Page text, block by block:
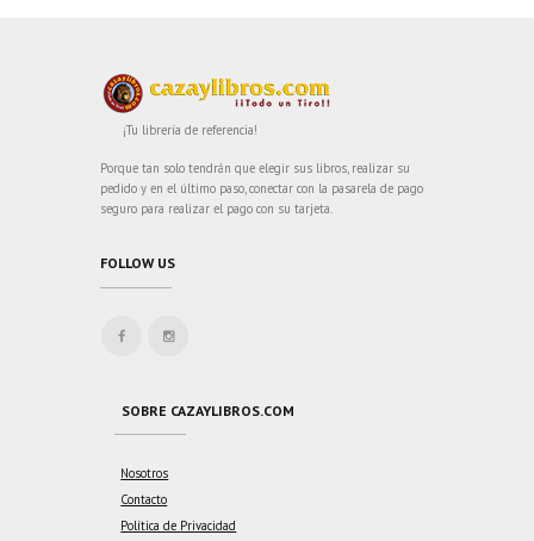
¡Tu librería de referencia!
Porque tan solo tendrán que elegir sus libros, realizar su
pedido y en el último paso, conectar con la pasarela de pago
seguro para realizar el pago con su tarjeta.
FOLLOW US
SOBRE CAZAYLIBROS.COM
Nosotros
Contacto
Política de Privacidad